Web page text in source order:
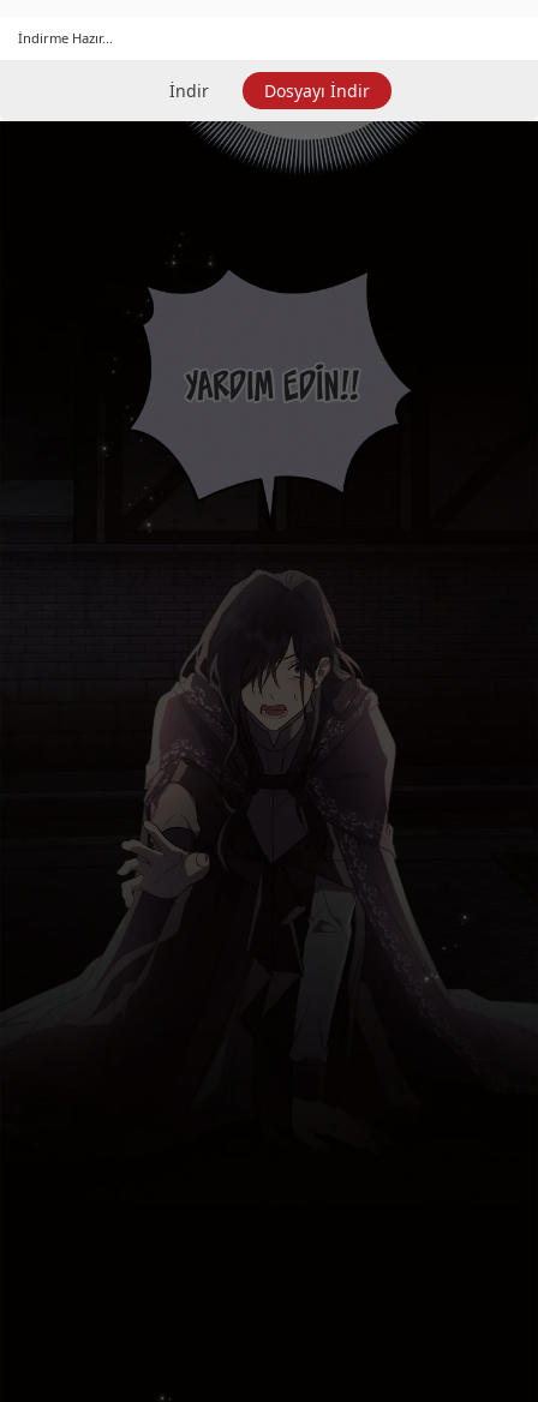
İndirme Hazır...
İndir Dosyayı İndir